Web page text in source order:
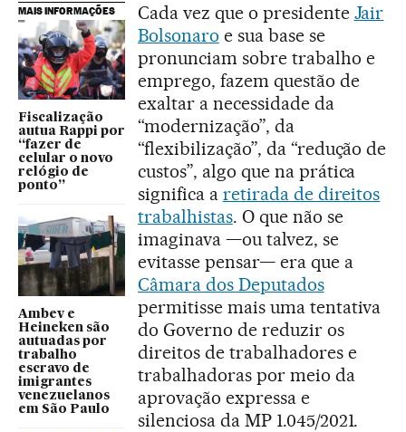
MAIS INFORMAÇÕES
Fiscalização
autua Rappi por
“fazer de
celular o novo
relógio de
ponto”
Ambev e
Heineken são
autuadas por
trabalho
escravo de
imigrantes
venezuelanos
em São Paulo
Cada vez que o presidente Jair
Bolsonaro e sua base se
pronunciam sobre trabalho e
emprego, fazem questão de
exaltar a necessidade da
“modernização”, da
“flexibilização”, da “redução de
custos”, algo que na prática
significa a retirada de direitos
trabalhistas. O que não se
imaginava —ou talvez, se
evitasse pensar— era que a
Câmara dos Deputados
permitisse mais uma tentativa
do Governo de reduzir os
direitos de trabalhadores e
trabalhadoras por meio da
aprovação expressa e
silenciosa da MP 1.045/2021.